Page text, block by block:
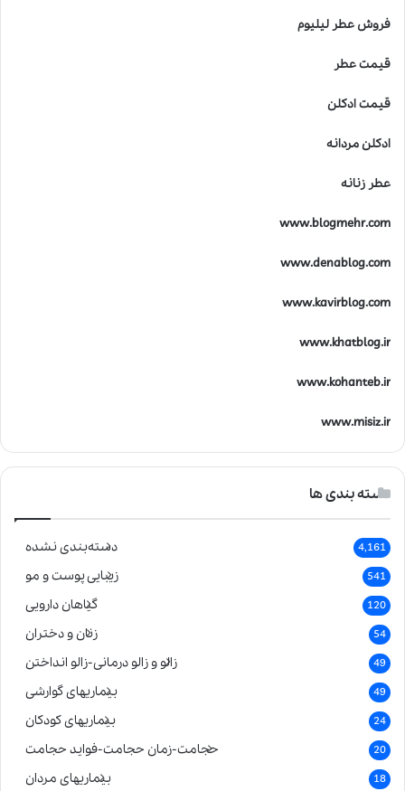
فروش عطر لیلیوم
قیمت عطر
قیمت ادکلن
ادکلن مردانه
عطر زنانه
www.blogmehr.com
www.denablog.com
www.kavirblog.com
www.khatblog.ir
www.kohanteb.ir
www.misiz.ir
دسته بندی ها
دسته‌بندی نشده 4,161
زیبایی پوست و مو 541
گیاهان دارویی 120
زنان و دختران 54
زالو و زالو درمانی-زالو انداختن 49
بیماریهای گوارشی 49
بیماریهای کودکان 24
حجامت-زمان حجامت-فواید حجامت 20
بیماریهای مردان 18